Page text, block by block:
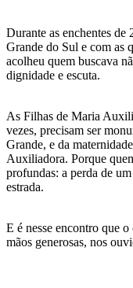
Durante as enchentes de
Grande do Sul e com as
acolheu quem buscava
dignidade e escuta.
As Filhas de Maria
vezes, precisam ser
Grande, e da
Auxiliadora. Porque
profundas: a perda de
estrada.
E é nesse encontro que
mãos generosas, nos